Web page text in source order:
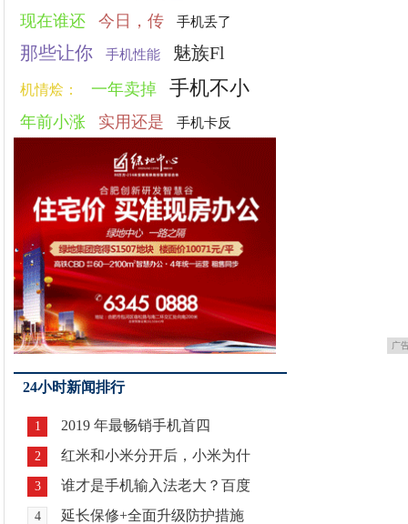
现在谁还 今日，传 手机丢了
那些让你 手机性能 魅族Fl
机情烩： 一年卖掉 手机不小
年前小涨 实用还是 手机卡反
广
24小时新闻排行
1 2019 年最畅销手机首四
2 红米和小米分开后，小米为什
3 谁才是手机输入法老大？百度
4 延长保修+全面升级防护措施